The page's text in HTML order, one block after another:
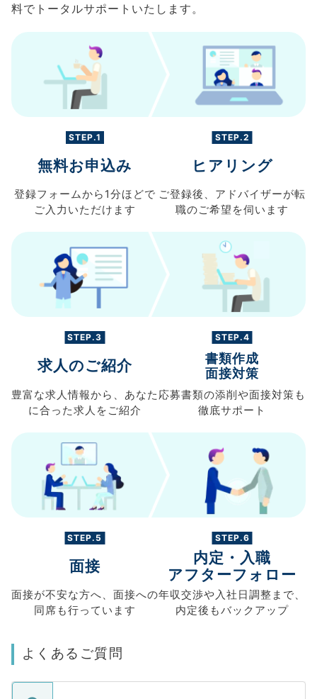
料でトータルサポートいたします。
STEP.1
無料お申込み
登録フォームから 1分ほどで
ご入力 いただけます
STEP.2
ヒアリング
ご登録後、 アドバイザーが転
職のご希望を伺います
STEP.3
求人のご紹介
豊富な求人情報から、 あなた
に合った求人を ご紹介
STEP.4
書類作成
面接対策
応募書類の添削や面接対策も
徹底サポート
STEP.5
面接
面接が不安な方へ、 面接への
同席も行っています
STEP.6
内定・入職
アフターフォロー
年収交渉や入社日調整まで、
内定後もバックアップ
よくあるご質問